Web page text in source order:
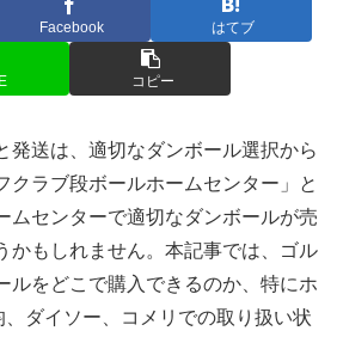
Facebook はてブ
コピー
発送は、適切なダンボール選択から
クラブ段ボールホームセンター」と
ムセンターで適切なダンボールが売
かもしれません。本記事では、ゴル
ルをどこで購入できるのか、特にホ
ダイソー、コメリでの取り扱い状